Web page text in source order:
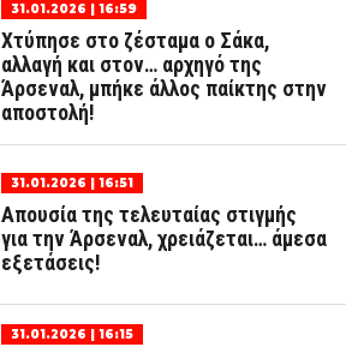
31.01.2026 | 16:59
Χτύπησε στο ζέσταμα ο Σάκα,
αλλαγή και στον… αρχηγό της
Άρσεναλ, μπήκε άλλος παίκτης στην
αποστολή!
31.01.2026 | 16:51
Απουσία της τελευταίας στιγμής
για την Άρσεναλ, χρειάζεται… άμεσα
εξετάσεις!
31.01.2026 | 16:15